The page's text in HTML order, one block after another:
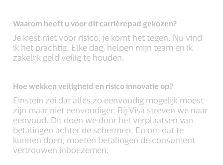
Waarom heeft u voor dit carrièrepad gekozen?
Je kiest niet voor risico, je komt het tegen. Nu vind
ik het prachtig. Elke dag, helpen mijn team en ik
zakelijk geld veilig te houden.
Hoe wekken veiligheid en risico innovatie op?
Einstein zei dat alles zo eenvoudig mogelijk moest
zijn maar niet eenvoudiger. Bij Visa streven we naar
eenvoud. Dit doen we door het verplaatsen van
betalingen achter de schermen. En om dat te
kunnen doen, moeten betalingen de consument
vertrouwen inboezemen.